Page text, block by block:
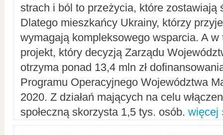
strach i ból to przeżycia, które zostawiają
Dlatego mieszkańcy Ukrainy, którzy
wymagają kompleksowego wsparcia. A w
projekt, który decyzją Zarządu
otrzyma ponad 13,4 mln zł
Programu Operacyjnego Województwa
2020. Z działań mających na celu
społeczną skorzysta 1,5 tys. osób. więcej